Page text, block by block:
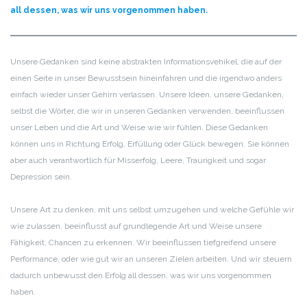
all dessen, was wir uns vorgenommen haben.
Unsere Gedanken sind keine abstrakten Informationsvehikel, die auf der
einen Seite in unser Bewusstsein hineinfahren und die irgendwo anders
einfach wieder unser Gehirn verlassen. Unsere Ideen, unsere Gedanken,
selbst die Wörter, die wir in unseren Gedanken verwenden, beeinflussen
unser Leben und die Art und Weise wie wir fühlen. Diese Gedanken
können uns in Richtung Erfolg, Erfüllung oder Glück bewegen. Sie können
aber auch verantwortlich für Misserfolg, Leere, Traurigkeit und sogar
Depression sein.
Unsere Art zu denken, mit uns selbst umzugehen und welche Gefühle wir
wie zulassen, beeinflusst auf grundlegende Art und Weise unsere
Fähigkeit, Chancen zu erkennen. Wir beeinflussen tiefgreifend unsere
Performance, oder wie gut wir an unseren Zielen arbeiten. Und wir steuern
dadurch unbewusst den Erfolg all dessen, was wir uns vorgenommen
haben.